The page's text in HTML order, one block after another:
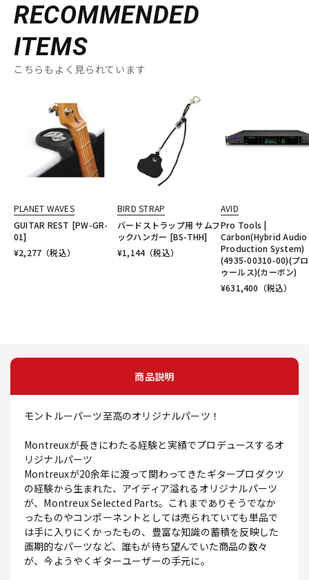
RECOMMENDED
ITEMS
こちらもよく見られています
PLANET WAVES
GUITAR REST [PW-GR-
01]
¥2,277 （税込）
BIRD STRAP
バードストラップ用 サムフ
ックハンガー [BS-THH]
¥1,144（税込）
AVID
Pro Tools |
Carbon(Hybrid Audio
Production System)
(4935-00310-00)(プ
ゥールス)(カーボン)
¥631,400 （税込）
商品説明
モントルーパーツ至高のオリジナルパーツ！
Montreuxが長きにわたる経験と実績でプロデュースするオ
リジナルパーツ
Montreuxが20余年に渡って関わってきたギタープロダクツ
の経験から生まれた、アイディア溢れるオリジナルパーツ
が、Montreux Selected Parts。これまでありそうでなか
ったものやコンポーネントとしては売られていても単品で
は手に入りにくかったもの、豊富な知識の蓄積を反映した
画期的なパーツなど、誰もが待ち望んでいた商品の数々
が、今ようやくギターユーザーの手元に。